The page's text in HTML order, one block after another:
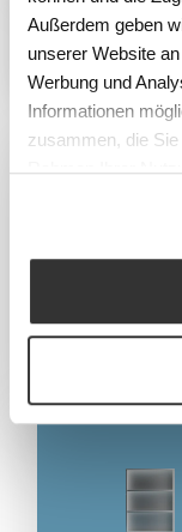
Außerdem geben
unserer Website
Werbung und
Informationen
zusammen, die
Rahmen Ihrer
Vestiaires